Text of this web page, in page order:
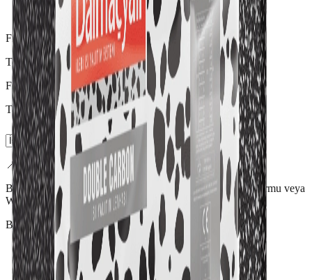
Fiyat
Teklif ile belirlenir
Fiyat şehir ve miktara göre değişir.
Teslimat Şehri
📍 Bölgesel avantaj
Bu kalınlık için nakliye verisi henüz girilmemiştir. Teklif formu veya
WhatsApp üzerinden fiyat alabilirsiniz.
Bayilikler